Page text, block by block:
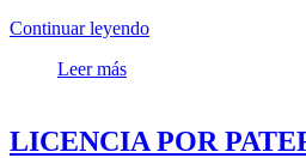
Continuar leyendo
Leer más
LICENCIA POR